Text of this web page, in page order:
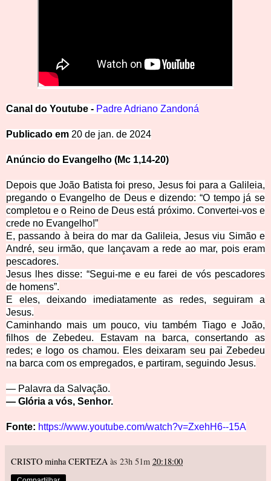
Canal do Youtube - Padre Adriano Zandoná
Publicado em 20 de jan. de 2024
Anúncio do Evangelho (Mc 1,14-20)
Depois que João Batista foi preso, Jesus foi para a Galileia,
pregando o Evangelho de Deus e dizendo: “O tempo já se
completou e o Reino de Deus está próximo. Convertei-vos e
crede no Evangelho!”
E, passando à beira do mar da Galileia, Jesus viu Simão e
André, seu irmão, que lançavam a rede ao mar, pois eram
pescadores.
Jesus lhes disse: “Segui-me e eu farei de vós pescadores
de homens”.
E eles, deixando imediatamente as redes, seguiram a
Jesus.
Caminhando mais um pouco, viu também Tiago e João,
filhos de Zebedeu. Estavam na barca, consertando as
redes; e logo os chamou. Eles deixaram seu pai Zebedeu
na barca com os empregados, e partiram, seguindo Jesus.
— Palavra da Sal vação.
— Glória a vós, Senhor.
Fonte: https://www.youtube.com/watch?v=ZxehH6--15A
CRISTO minha CERTEZA às 23h 51m 20:18:00